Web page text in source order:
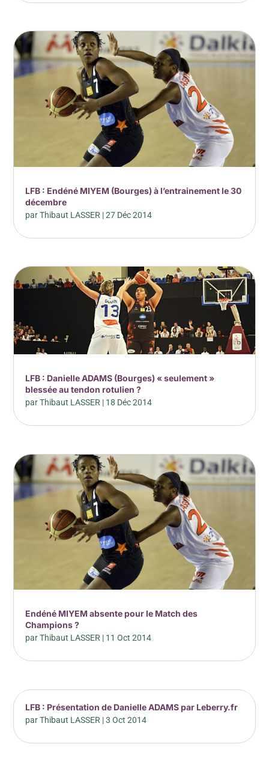
LFB : Endéné MIYEM (Bourges) à l’entrainement le 30
décembre
parThibaut LASSER |27 Déc 2014
LFB : Danielle ADAMS (Bourges) « seulement »
blessée au tendon rotulien ?
parThibaut LASSER | 18 Déc 2014
Endéné MIYEM absente pour le Match des
Champions ?
parThibaut LASSER | 11 Oct 2014
LFB : Présentation de Danielle ADAMS par Leberry.fr
parThibaut LASSER |3 Oct 2014